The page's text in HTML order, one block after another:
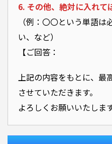
6. その他、絶対に入れて
（例：〇〇という単語
い、など）
【ご回答
上記の内容をもとに、最
させていただきます。
よろしくお願いいたしま